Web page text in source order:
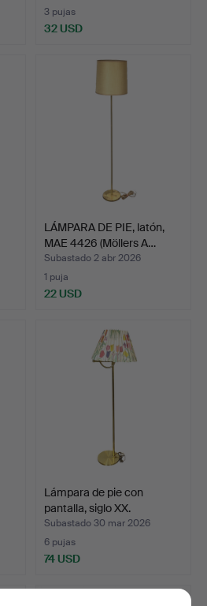
3 pujas
32 USD
LÁMPARA DE PIE, latón,
MAE 4426 (Möllers A…
Subastado 2 abr 2026
1 puja
22 USD
Lámpara de pie con
pantalla, siglo XX.
Subastado 30 mar 2026
6 pujas
74 USD